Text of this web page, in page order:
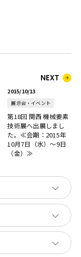
NEXT
2015/10/13
展示会・イベント
第18回 関西 機械要素
技術展へ出展しまし
た。≪会期：2015年
10月7日（水）～9日
（金）≫